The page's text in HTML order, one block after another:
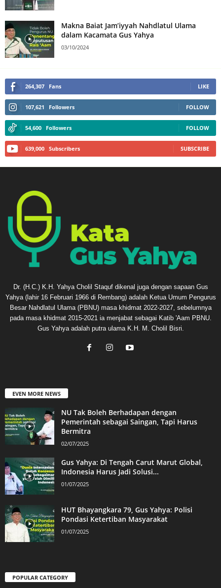
Makna Baiat Jam’iyyah Nahdlatul Ulama
dalam Kacamata Gus Yahya
03/10/2024
264,307 Fans LIKE
107,621 Followers FOLLOW
54,600 Followers FOLLOW
639,000 Subscribers SUBSCRIBE
Dr. (H.C.) K.H. Yahya Cholil Staquf dikenal juga dengan sapaan Gus
Yahya (lahir 16 Februari 1966 di Rembang) adalah Ketua Umum Pengurus
Besar Nahdlatul Ulama (PBNU) masa khidmat 2022-2027, sebelumnya
pada masa khidmat 2015-2021 ia menjabat sebagai Katib 'Aam PBNU.
Gus Yahya adalah putra ulama K.H. M. Cholil Bisri.
EVEN MORE NEWS
NU Tak Boleh Berhadapan dengan
Pemerintah sebagai Saingan, Tapi Harus
Bermitra
02/07/2025
Gus Yahya: Di Tengah Carut Marut Global,
Indonesia Harus Jadi Solusi...
01/07/2025
HUT Bhayangkara 79, Gus Yahya: Polisi
Pondasi Ketertiban Masyarakat
01/07/2025
POPULAR CATEGORY